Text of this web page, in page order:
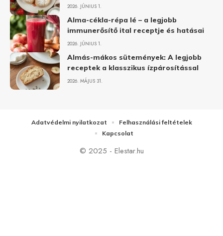
2026. JÚNIUS 1.
Alma-cékla-répa lé – a legjobb
immunerősítő ital receptje és hatásai
2026. JÚNIUS 1.
Almás-mákos sütemények: A legjobb
receptek a klasszikus ízpárosítással
2026. MÁJUS 31.
© 2025 - Elestar.hu
Adatvédelmi nyilatkozat
Felhasználási feltételek
Kapcsolat